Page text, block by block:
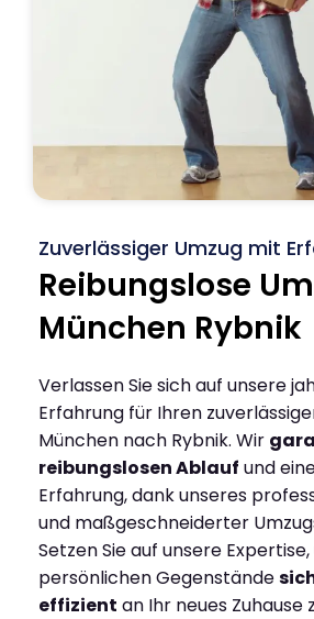
Zuverlässiger Umzug mit
Reibungslose
München Rybnik
Verlassen Sie sich auf unsere
Erfahrung für Ihren
München nach Rybnik. Wir
reibungslosen Ablauf und
Erfahrung, dank unseres
und maßgeschneiderter
Setzen Sie auf unsere
persönlichen Gegenstände
effizient an Ihr neues Zuhause